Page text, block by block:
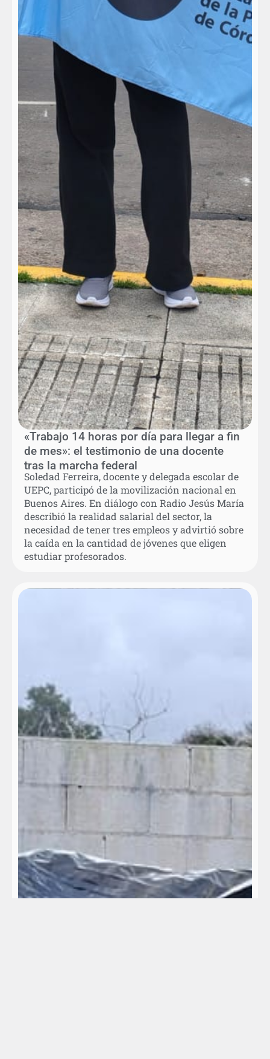
«Trabajo 14 horas por día para llegar a fin
de mes»: el testimonio de una docente
tras la marcha federal
Soledad Ferreira, docente y delegada escolar de
UEPC, participó de la movilización nacional en
Buenos Aires. En diálogo con Radio Jesús María
describió la realidad salarial del sector, la
necesidad de tener tres empleos y advirtió sobre
la caída en la cantidad de jóvenes que eligen
estudiar profesorados.